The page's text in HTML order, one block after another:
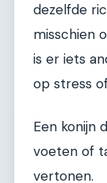
dezelfde
misschien
is er iets
op stress
Een konijn
voeten of
vertonen.